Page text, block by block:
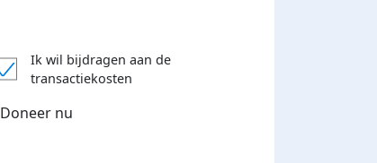
Ik wil bijdragen aan de
transactiekosten
Doneer nu